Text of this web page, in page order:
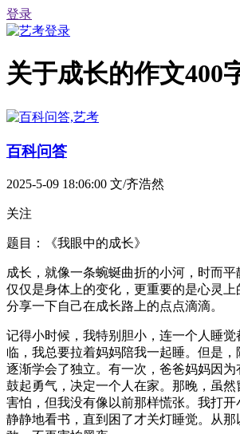
登录
关于成长的作文400
百科问答
2025-5-09 18:06:00 文/齐浩然
关注
题目：《我眼中的成长》
成长，就像一条蜿蜒曲折的小河，时而
仅仅是身体上的变化，更重要的是心灵
分享一下自己在成长路上的点点滴滴。
记得小时候，我特别胆小，连一个人睡
临，我总要拉着妈妈陪我一起睡。但是
逐渐学会了独立。有一次，爸爸妈妈因
鼓起勇气，决定一个人在家。那晚，虽
害怕，但我没有像以前那样慌张。我打开
静静地看书，直到困了才关灯睡觉。从那